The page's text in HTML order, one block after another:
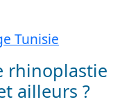
Tunisie
rhinoplastie
ailleurs ?